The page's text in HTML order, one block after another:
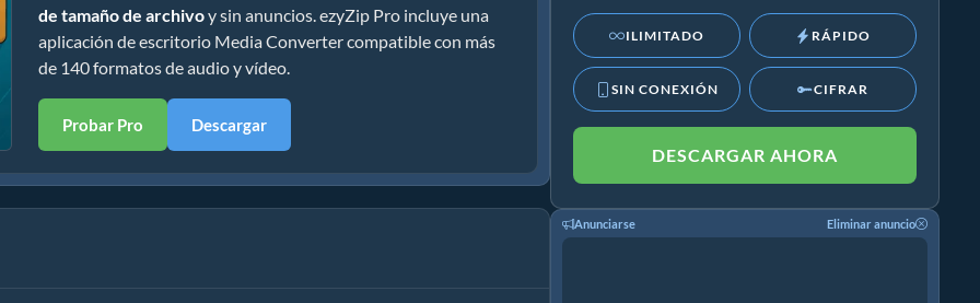
de tamaño de archivoy sin anuncios. ezyZip Pro incluye una
aplicación de escritorio Media Converter compatible con más
de 140 formatos de audio y vídeo.
Probar Pro Descargar
ILIMITADO RÁPIDO
SIN CONEXIÓN CIFRAR
DESCARGAR AHORA
Anunciarse Eliminar anuncio